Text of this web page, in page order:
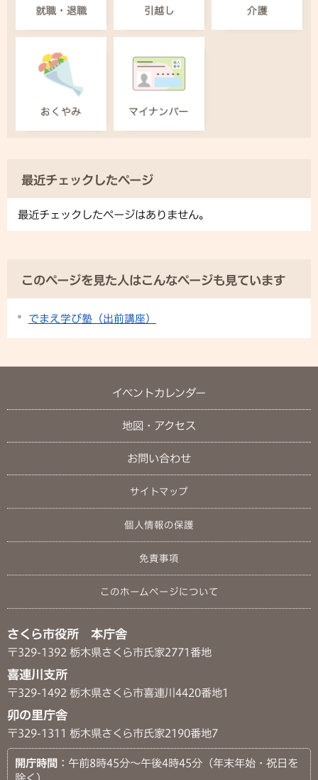
最近チェックしたページ
最近チェックしたページはありません。
このページを見た人はこんなページも見ています
でまえ学び塾（出前講座）
イベントカレンダー
地図・アクセス
お問い合わせ
サイトマップ
個人情報の保護
免責事項
このホームページについて
さくら市役所 本庁舎
〒329-1392 栃木県さくら市氏家2771番地
喜連川支所
〒329-1492 栃木県さくら市喜連川4420番地1
卯の里庁舎
〒329-1311 栃木県さくら市氏家2190番地7
開庁時間 ：午前8時45分～午後4時45分（年末年始・祝日を